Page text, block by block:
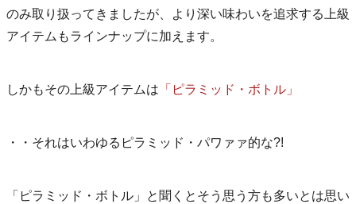
のみ取り扱ってきましたが、より深い味わいを追求する上級
アイテムもラインナップに加えます。
しかもその上級アイテムは 「ピラミッド・ボトル」
・・それはいわゆるピラミッド・パワァァ的な?!
「ピラミッド・ボトル」と聞くとそう思う方も多いとは思い